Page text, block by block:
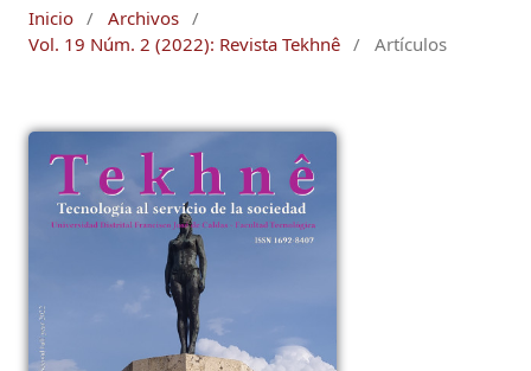
Inicio / Archivos /
Vol. 19 Núm. 2 (2022): Revista Tekhnê / Artículos